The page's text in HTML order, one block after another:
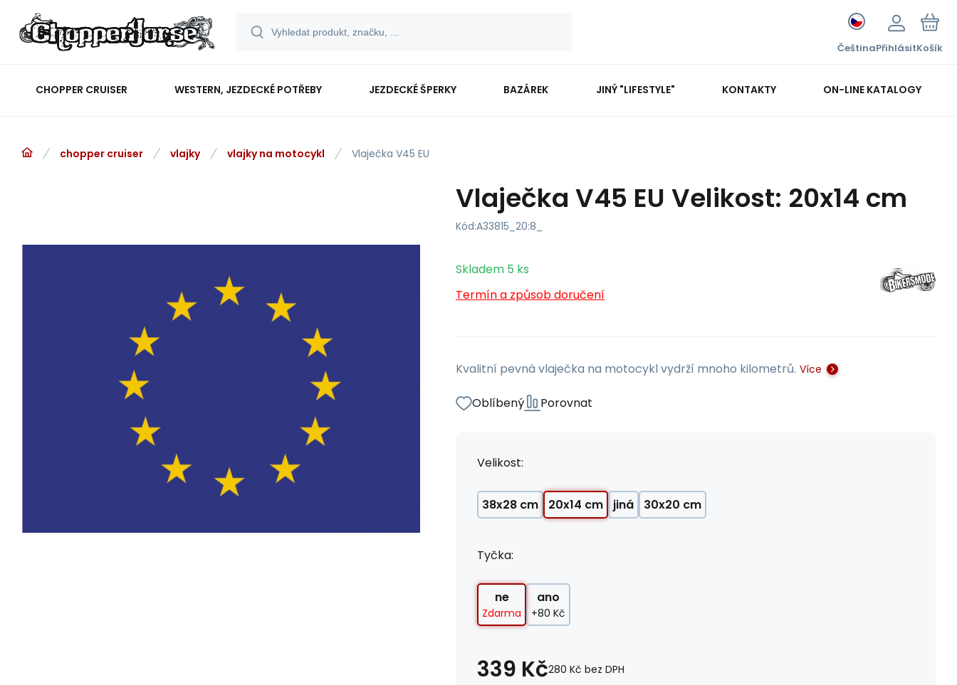
ČeštinaPřihlásitKošík
CHOPPER CRUISER WESTERN, JEZDECKÉ POTŘEBY JEZDECKÉ ŠPERKY BAZÁREK JINÝ "LIFESTYLE" KONTAKTY ON-LINE KATALOGY
chopper cruiser vlajky vlajky na motocykl Vlaječka V45 EU
Vlaječka V45 EU Velikost: 20x14 cm
Kód:A33815_20:8_
Skladem 5 ks
Termín a způsob doručení
Kvalitní pevná vlaječka na motocykl vydrží mnoho kilometrů. Více
Oblíbený Porovnat
Velikost:
38x28 cm 20x14 cm jiná 30x20 cm
Tyčka:
ne
Zdarma
ano
+80 Kč
339 Kč280 Kč bez DPH